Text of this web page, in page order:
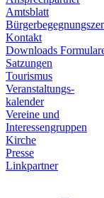
Amtsblatt
Kontakt
Downloads
Satzungen
Tourismus
Veranstaltungs-
kalender
Vereine und
Interessen­gruppen
Kirche
Presse
Linkpartner